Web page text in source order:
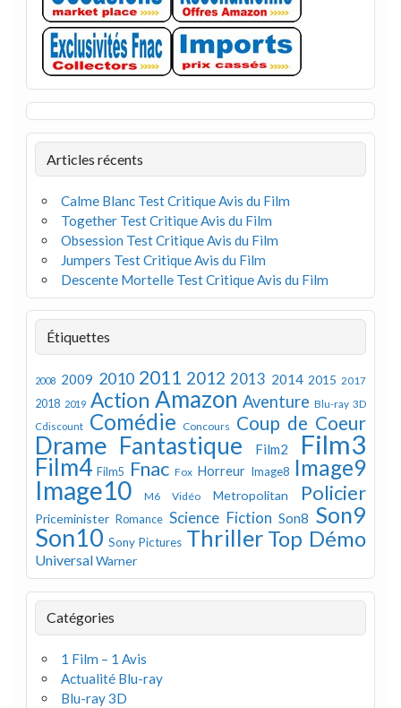
Articles récents
Calme Blanc Test Critique Avis du Film
Together Test Critique Avis du Film
Obsession Test Critique Avis du Film
Jumpers Test Critique Avis du Film
Descente Mortelle Test Critique Avis du Film
Étiquettes
2008 2009 2010 2011 2012 2013 2014 2015 2017
2018 2019 Action Amazon Aventure Blu-ray 3D
Cdiscount Comédie Concours Coup de Coeur
Drame Fantastique Film2 Film3
Film4 Film5 Fnac Fox Horreur Image8 Image9
Image10 M6 Vidéo Metropolitan Policier
Priceminister Romance Science Fiction Son8 Son9
Son10 Sony Pictures Thriller Top Démo
UniversalWarner
Catégories
1 Film – 1 Avis
Actualité Blu-ray
Blu-ray 3D